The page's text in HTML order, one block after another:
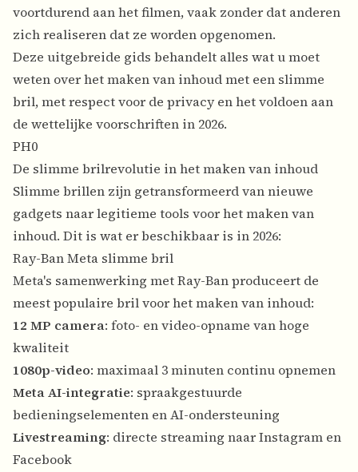
voortdurend aan het filmen, vaak zonder dat anderen
zich realiseren dat ze worden opgenomen.
Deze uitgebreide gids behandelt alles wat u moet
weten over het maken van inhoud met een slimme
bril, met respect voor de privacy en het voldoen aan
de wettelijke voorschriften in 2026.
PH0
De slimme brilrevolutie in het maken van inhoud
Slimme brillen zijn getransformeerd van nieuwe
gadgets naar legitieme tools voor het maken van
inhoud. Dit is wat er beschikbaar is in 2026:
Ray-Ban Meta slimme bril
Meta's samenwerking met Ray-Ban produceert de
meest populaire bril voor het maken van inhoud:
12 MP camera: foto- en video-opname van hoge
kwaliteit
1080p-video: maximaal 3 minuten continu opnemen
Meta AI-integratie: spraakgestuurde
bedieningselementen en AI-ondersteuning
Livestreaming: directe streaming naar Instagram en
Facebook